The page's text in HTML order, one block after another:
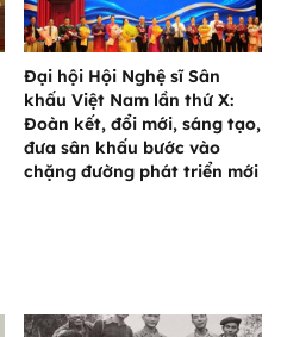
Đại hội Hội Nghệ sĩ Sân
khấu Việt Nam lần thứ X:
Đoàn kết, đổi mới, sáng tạo,
đưa sân khấu bước vào
chặng đường phát triển mới